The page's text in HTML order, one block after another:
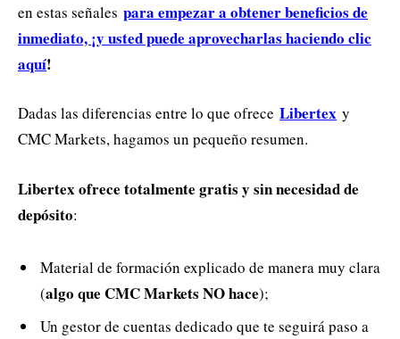
en estas señales para empezar a obtener beneficios de
inmediato, ¡y usted puede aprovecharlas haciendo clic
aquí!
Dadas las diferencias entre lo que ofrece Libertex y
CMC Markets, hagamos un pequeño resumen.
Libertex ofrece totalmente gratis y sin necesidad de
depósito:
Material de formación explicado de manera muy clara
(algo que CMC Markets NO hace);
Un gestor de cuentas dedicado que te seguirá paso a